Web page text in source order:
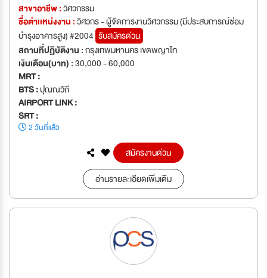
สาขาอาชีพ :วิศวกรรม
ชื่อตำเเหน่งงาน :วิศวกร - ผู้จัดการงานวิศวกรรม (มีประสบการณ์ซ่อม
บำรุงอาคารสูง) #2004 รับสมัครด่วน
สถานที่ปฏิบัติงาน :กรุงเทพมหานคร เขตพญาไท
เงินเดือน(บาท) :30,000 - 60,000
MRT :
BTS :ปุณณวิถี
AIRPORT LINK :
SRT :
2 วันที่แล้ว
สมัครงานด่วน
อ่านรายละเอียดเพิ่มเติม